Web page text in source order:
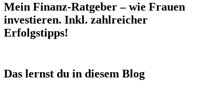
Mein Finanz-Ratgeber – wie Frauen
investieren. Inkl. zahlreicher
Erfolgstipps!
Das lernst du in diesem Blog